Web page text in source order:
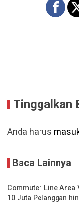
Tinggalkan
Anda harus
Baca Lainnya
Commuter Line Area
10 Juta Pelanggan